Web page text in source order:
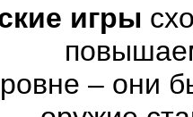
игры
– они